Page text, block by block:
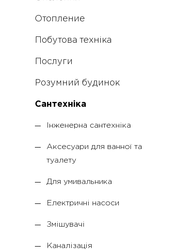
Отопление
Побутова техніка
Послуги
Розумний будинок
Сантехніка
Інженерна сантехніка
Аксесуари для ванної та
туалету
Для умивальника
Електричні насоси
Змішувачі
Каналізація